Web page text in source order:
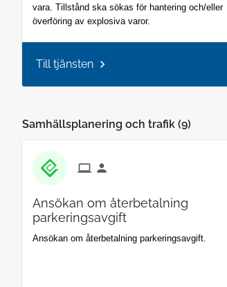
vara. Tillstånd ska sökas för hantering och/eller
överföring av explosiva varor.
Till tjänsten
Samhällsplanering och trafik (9)
Ansökan om återbetalning
parkeringsavgift
Ansökan om återbetalning parkeringsavgift.